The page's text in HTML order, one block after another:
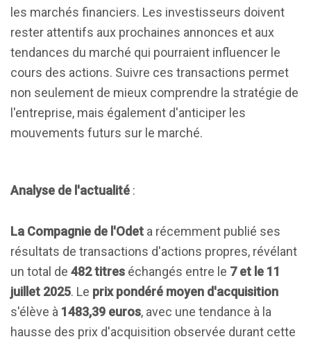
les marchés financiers. Les investisseurs doivent
rester attentifs aux prochaines annonces et aux
tendances du marché qui pourraient influencer le
cours des actions. Suivre ces transactions permet
non seulement de mieux comprendre la stratégie de
l'entreprise, mais également d'anticiper les
mouvements futurs sur le marché.
Analyse de l'actualité :
La Compagnie de l'Odet a récemment publié ses
résultats de transactions d'actions propres, révélant
un total de 482 titres échangés entre le 7 et le 11
juillet 2025. Le prix pondéré moyen d'acquisition
s'élève à 1483,39 euros, avec une tendance à la
hausse des prix d'acquisition observée durant cette